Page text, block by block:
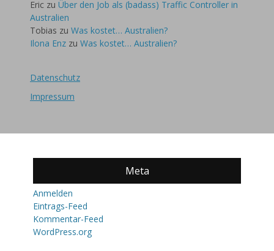
Eric zu Über den Job als (badass) Traffic Controller in
Australien
Tobias zu Was kostet… Australien?
Ilona Enz zu Was kostet… Australien?
Datenschutz
Impressum
Meta
Anmelden
Eintrags-Feed
Kommentar-Feed
WordPress.org